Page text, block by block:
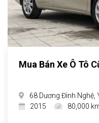
68 Dương Đình Nghệ,
2015
80,000